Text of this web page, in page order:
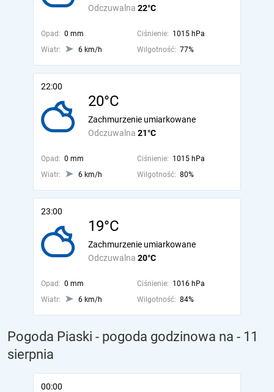
Odczuwalna 22°C
Opad: 0 mm Ciśnienie: 1015 hPa
Wiatr:
6 km/h Wilgotność: 77%
22:00
20°C
Odczuwalna 21°C
Zachmurzenie umiarkowane
Opad: 0 mm Ciśnienie: 1015 hPa
Wiatr:
6 km/h Wilgotność: 80%
23:00
19°C
Odczuwalna 20°C
Zachmurzenie umiarkowane
Opad: 0 mm Ciśnienie: 1016 hPa
Wiatr:
6 km/h Wilgotność: 84%
Pogoda Piaski - pogoda godzinowa na - 11
sierpnia
00:00